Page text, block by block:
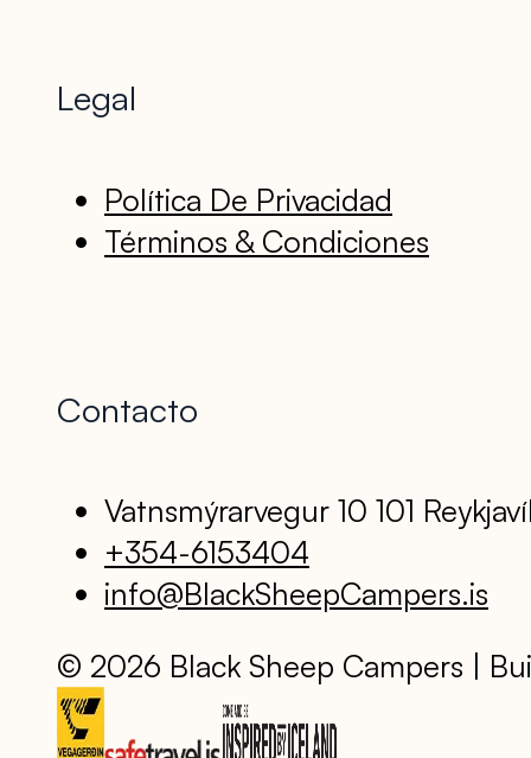
Legal
Política De Privacidad
Términos & Condiciones
Contacto
Vatnsmýrarvegur 10 101
+354-6153404
info@BlackSheepCampers.is
© 2026 Black Sheep Campers |